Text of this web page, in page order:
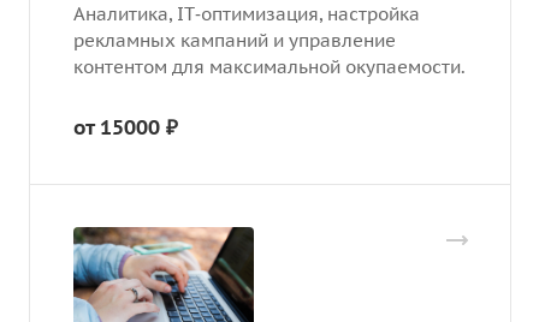
Аналитика, IT‑оптимизация, настройка
рекламных кампаний и управление
контентом для максимальной окупаемости.
от 15000 ₽